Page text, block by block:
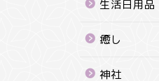
生活日用品
癒し
神社